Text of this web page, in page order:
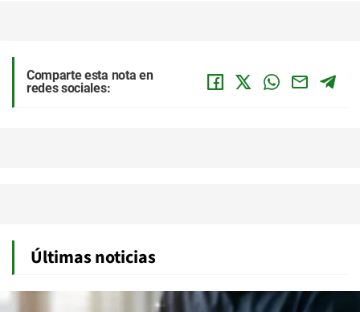
Comparte esta nota en
redes sociales:
Últimas noticias